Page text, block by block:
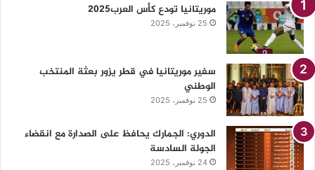
موريتانيا تودع كأس العرب2025
25 نوفمبر، 2025
سفير موريتانيا في قطر يزور بعثة المنتخب
الوطني
25 نوفمبر، 2025
الدوري: الجمارك يحافظ على الصدارة مع انقضاء
الجولة السادسة
24 نوفمبر، 2025